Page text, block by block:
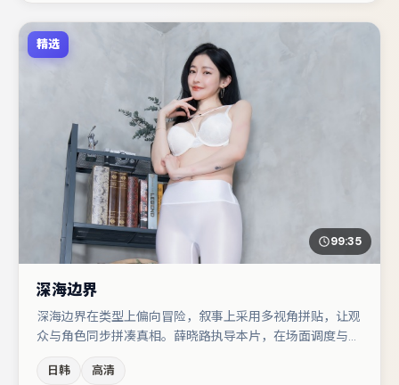
精选
99:35
深海边界
深海边界在类型上偏向冒险，叙事上采用多视角拼贴，让观
众与角色同步拼凑真相。薛晓路执导本片，在场面调度与表
宇的对手戏构成全片情感锚点，李光洁则以细节塑造推动谜
日韩 高清